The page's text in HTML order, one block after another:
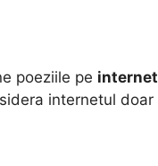
poeziile pe internet
internetul doar